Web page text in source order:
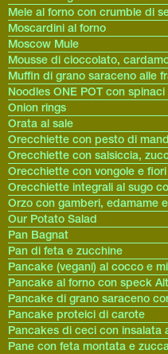
Mele al forno con crumble di
Moscardini al forno
Moscow Mule
Mousse di cioccolato,
Muffin di grano saraceno alle
Noodles ONE POT con
Onion rings
Orata al sale
Orecchiette con pesto di
Orecchiette con salsiccia,
Orecchiette con vongole e
Orecchiette integrali al sugo
Orzo con gamberi, edamame
Our Potato Salad
Pan Bagnat
Pan di feta e zucchine
Pancake (vegani) al cocco e
Pancake al forno con speck
Pancake di grano saraceno
Pancake proteici di carote
Pancakes di ceci con insalata
Pane con feta montata e